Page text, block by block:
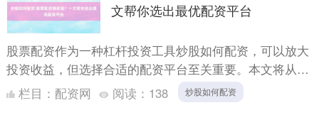
文帮你选出最优配资平台
股票配资作为一种杠杆投资工具炒股如何配资，可以放大
投资收益，但选择合适的配资平台至关重要。本文将从以
下几个方面帮你选出最优配资平台： 2. 开立配资账户：
投资者....
栏目： 配资网 阅读： 138 炒股如何配资